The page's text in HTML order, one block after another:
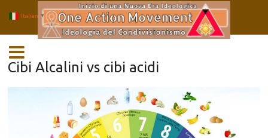
contenuto
Cibi Alcalini vs cibi acidi
Italian ▼